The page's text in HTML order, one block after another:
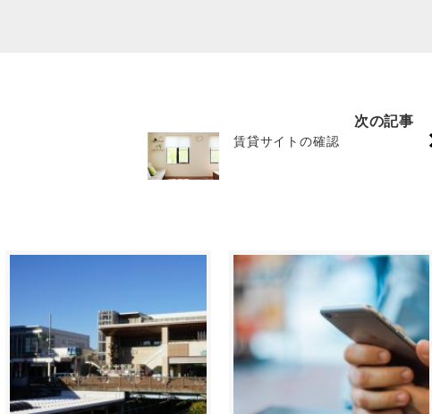
次の記事
賃貸サイトの確認